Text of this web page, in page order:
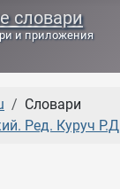
словари
и приложения
Словари
Ред. Куруч